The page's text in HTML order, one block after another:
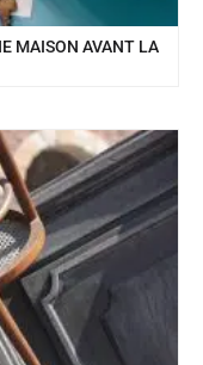
MAISON AVANT LA